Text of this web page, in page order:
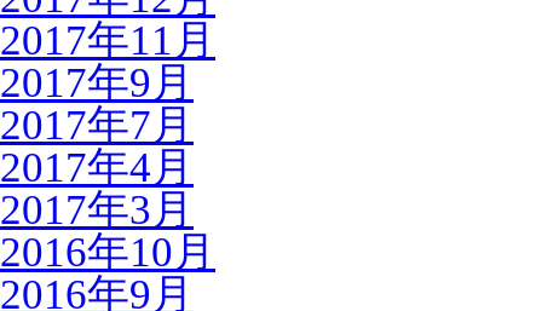
2017年11月
2017年9月
2017年7月
2017年4月
2017年3月
2016年10月
2016年9月